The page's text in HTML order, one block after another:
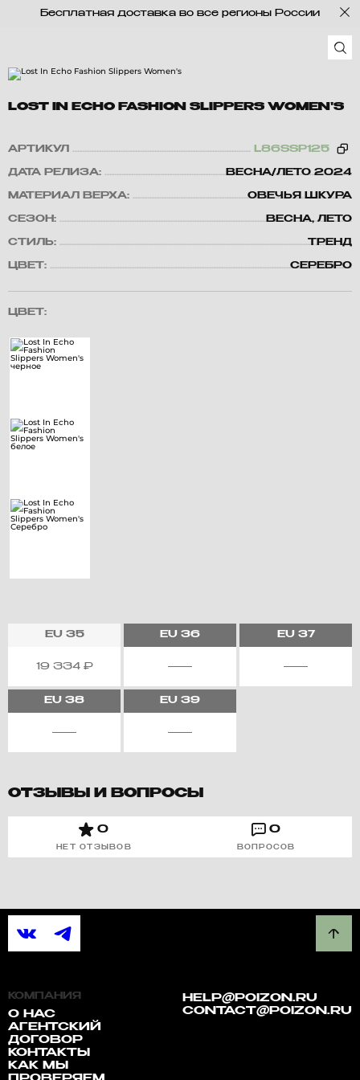
Бесплатная доставка во все регионы России
LOST IN ECHO FASHION SLIPPERS WOMEN'S
АРТИКУЛ L86SSP125
ДАТА РЕЛИЗА: ВЕСНА/ЛЕТО 2024
МАТЕРИАЛ ВЕРХА: ОВЕЧЬЯ ШКУРА
СЕЗОН: ВЕСНА, ЛЕТО
СТИЛЬ: ТРЕНД
ЦВЕТ: СЕРЕБРО
ЦВЕТ:
EU35
19 334 ₽
EU 36 EU37
EU 38 EU 39
ОТЗЫВЫ И ВОПРОСЫ
0
НЕТ ОТЗЫВОВ
0
ВОПРОСОВ
КОМПАНИЯ
О НАС
АГЕНТСКИЙ
ДОГОВОР
КОНТАКТЫ
КАК МЫ
HELP@POIZON.RU
CONTACT@POIZON.RU